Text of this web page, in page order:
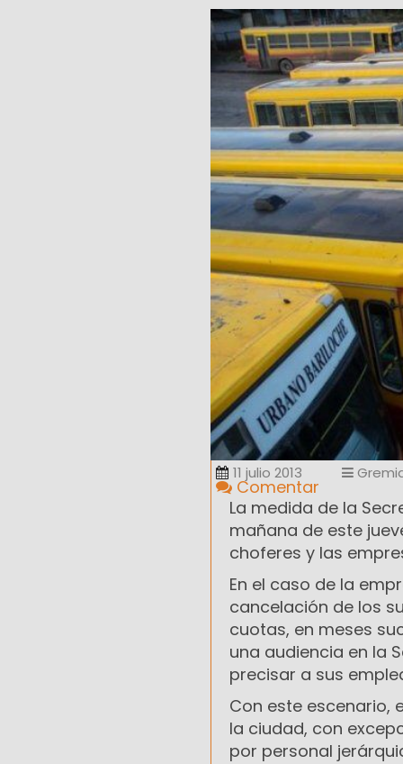
11 julio 2013
Comentar
La medida de la
mañana de este
choferes y las
En el caso de la
cancelación de los
cuotas, en meses
una audiencia en la
precisar a sus
Con este escenario,
la ciudad, con
por personal